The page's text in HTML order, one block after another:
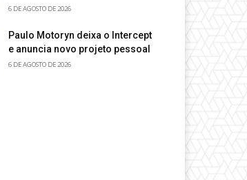
6 DE AGOSTO DE 2026
Paulo Motoryn deixa o Intercept
e anuncia novo projeto pessoal
6 DE AGOSTO DE 2026